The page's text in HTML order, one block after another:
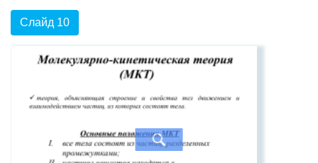
Слайд 10